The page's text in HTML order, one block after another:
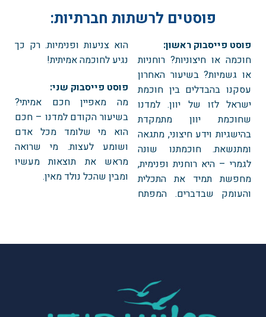
פוסטים לרשתות חברתיות:
פוסט פייסבוק ראשון:
חוכמה או חיצוניות? רוחניות
או גשמיות? בשיעור האחרון
עסקנו בהבדלים בין חוכמת
ישראל לזו של יוון. למדנו
שחוכמת יוון מתמקדת
בהישגיות וידע חיצוני, מתגאה
ומתנשאת. חוכמתנו שונה
לגמרי – היא רוחנית ופנימית,
מחפשת תמיד את התכלית
והעומק שבדברים. המפתח
הוא צניעות ופנימיות. רק כך
נגיע לחוכמה אמיתית!
פוסט פייסבוק שני:
מה מאפיין חכם אמיתי?
בשיעור הקודם למדנו – חכם
הוא מי שלומד מכל אדם
ושומע לעצות. מי שרואה
מראש את תוצאות מעשיו
ומבין שהכל נולד מאין.